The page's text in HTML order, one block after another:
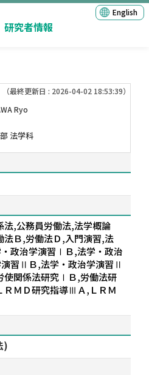
研究者情報
English
（最終更新日 : 2026-04-02 18:53:39）
Ryo
法学科
,公務員労働法,法学概論
法Ｂ,労働法Ｄ,入門演習,法
政治学演習ⅠＢ,法学・政治
習ⅡＢ,法学・政治学演習Ⅱ
使関係法研究ⅠＢ,労働法研
ＭＤ研究指導ⅢＡ,ＬＲＭ
)